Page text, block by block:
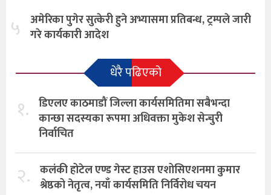
५ अमेरिका पुगेर सुत्केरी हुने अभ्यासमा प्रतिबन्ध, ट्रम्पले जारी
गरे कार्यकारी आदेश
धेरै पढिएको
१. डिएलए काठमाडौं जिल्ला कार्यसमितिमा सबैभन्दा
कान्छा सदस्यका रूपमा अधिवक्ता मुकेश सेन्चुरी
निर्वाचित
२. कलंकी होटेल एण्ड गेस्ट हाउस एशोसिएशनमा कुमार
श्रेष्ठको नेतृत्व, नयाँ कार्यसमिति निर्विरोध चयन